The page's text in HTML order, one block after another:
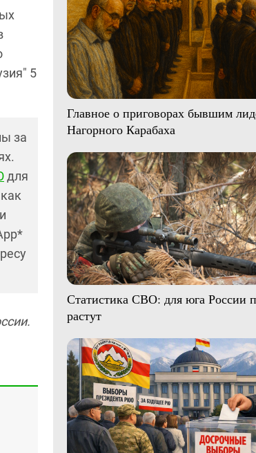
5
за
для
и
Главное о приговорах бывшим
Нагорного Карабаха
Статистика СВО: для юга России
растут